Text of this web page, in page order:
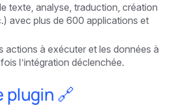
texte, analyse, traduction, création
avec plus de 600 applications et
actions à exécuter et les données à
l’intégration déclenchée.
plugin 🔗